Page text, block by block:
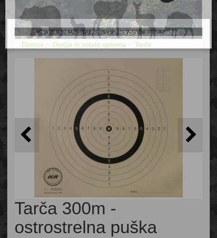
Domov Orožje in ostala oprema Tarče
Tarča 300m -
ostrostrelna puška